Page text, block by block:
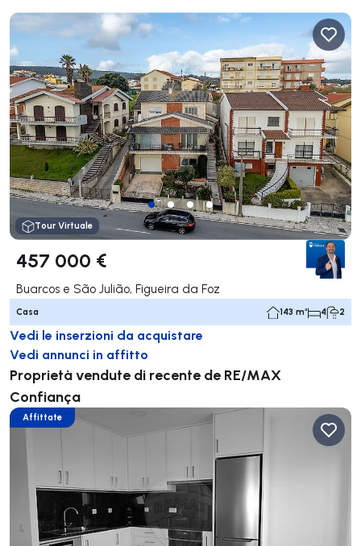
Tour Virtuale
457 000 €
Buarcos e São Julião, Figueira da Foz
Casa 143 m² 4 2
Vedi le inserzioni da acquistare
Vedi annunci in affitto
Proprietà vendute di recente de RE/MAX
Confiança
Affittate